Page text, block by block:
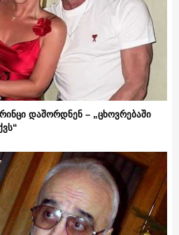
დაშორდნენ – „ცხოვრებაში